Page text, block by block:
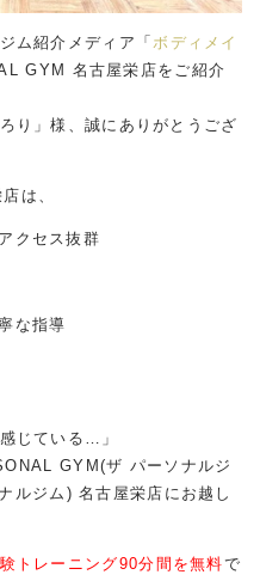
ム紹介メディア「ボディメイ
GYM 名古屋栄店をご紹介
り」様、誠にありがとうござ
は、
クセス抜群
な指導
じている…」
GYM(ザ パーソナルジ
ルジム) 名古屋栄店にお越し
トレーニング90分間を無料で